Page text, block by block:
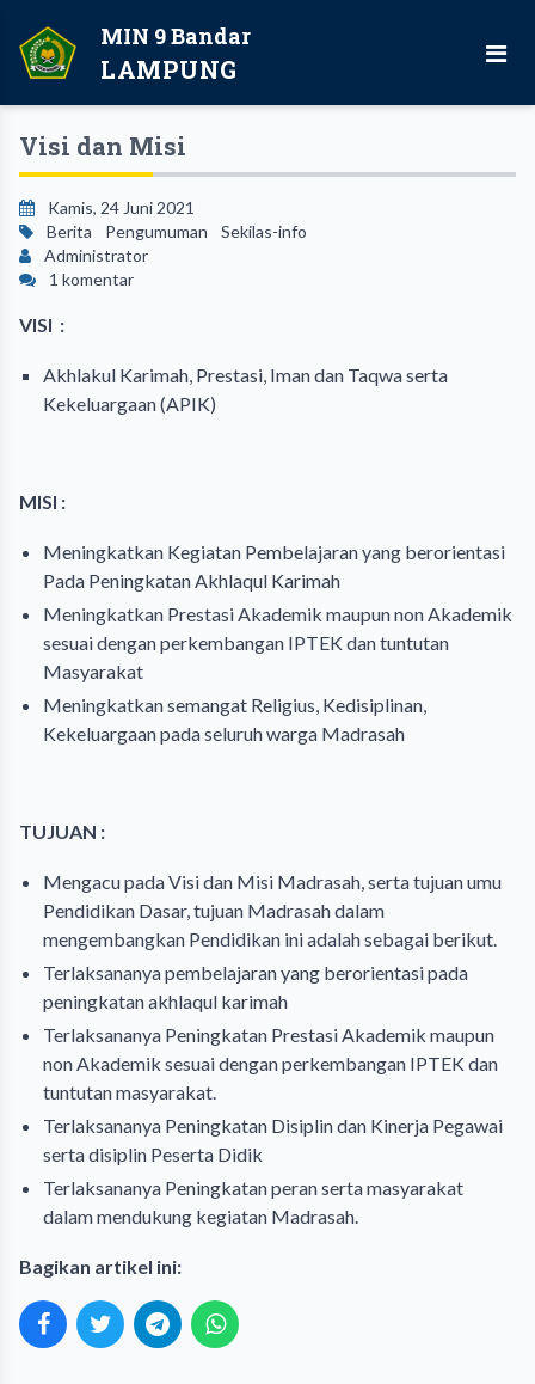
MIN 9 Bandar
LAMPUNG
Visi dan Misi
Kamis, 24 Juni 2021
Berita
Pengumuman
Sekilas-info
Administrator
1 komentar
VISI :
Akhlakul Karimah, Prestasi, Iman dan Taqwa serta
Kekeluargaan (APIK)
MISI :
Meningkatkan Kegiatan Pembelajaran yang berorientasi
Pada Peningkatan Akhlaqul Karimah
Meningkatkan Prestasi Akademik maupun non Akademik
sesuai dengan perkembangan IPTEK dan tuntutan
Masyarakat
Meningkatkan semangat Religius, Kedisiplinan,
Kekeluargaan pada seluruh warga Madrasah
TUJUAN :
Mengacu pada Visi dan Misi Madrasah, serta tujuan umu
Pendidikan Dasar, tujuan Madrasah dalam
mengembangkan Pendidikan ini adalah sebagai berikut.
Terlaksananya pembelajaran yang berorientasi pada
peningkatan akhlaqul karimah
Terlaksananya Peningkatan Prestasi Akademik maupun
non Akademik sesuai dengan perkembangan IPTEK dan
tuntutan masyarakat.
Terlaksananya Peningkatan Disiplin dan Kinerja Pegawai
serta disiplin Peserta Didik
Terlaksananya Peningkatan peran serta masyarakat
dalam mendukung kegiatan Madrasah.
Bagikan artikel ini: